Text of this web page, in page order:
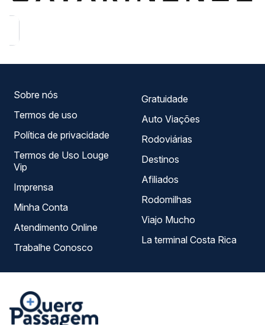
Sobre nós
Termos de uso
Política de privacidade
Termos de Uso Louge
Vip
Imprensa
Minha Conta
Atendimento Online
Trabalhe Conosco
Gratuidade
Auto Viações
Rodoviárias
Destinos
Afiliados
Rodomilhas
Viajo Mucho
La terminal Costa Rica